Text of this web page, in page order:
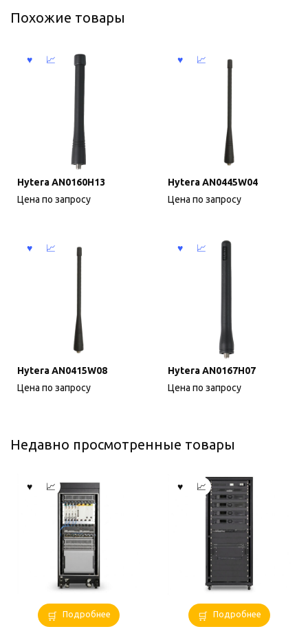
Похожие товары
Hytera AN0160H13
Цена по запросу
Hytera AN0445W04
Цена по запросу
Hytera AN0415W08
Цена по запросу
Hytera AN0167H07
Цена по запросу
Недавно просмотренные товары
Подробнее Подробнее